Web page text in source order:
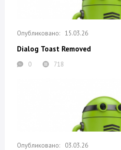
15.03.26
Dialog Toast Removed
0 718
03.03.26